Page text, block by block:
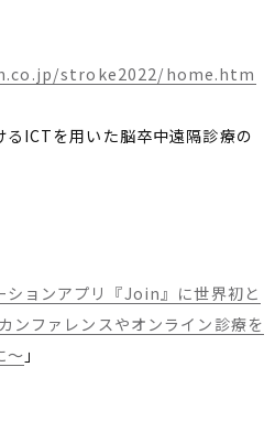
stroke2022/home.htm
ICTを用いた脳卒中遠隔診療の
ションアプリ『Join』に世界初と
ンファレンスやオンライン診療を
〜 」